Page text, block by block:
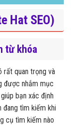
Hat SEO)
từ khóa
rất quan trọng và
được nhắm mục
bạn xác định
tìm kiếm khi
cụ tìm kiếm nào